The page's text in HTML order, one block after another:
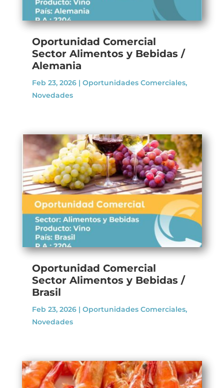
Oportunidad Comercial
Sector Alimentos y Bebidas /
Alemania
Feb 23, 2026| Oportunidades Comerciales,
Novedades
Oportunidad Comercial
Sector Alimentos y Bebidas /
Brasil
Feb 23, 2026| Oportunidades Comerciales,
Novedades